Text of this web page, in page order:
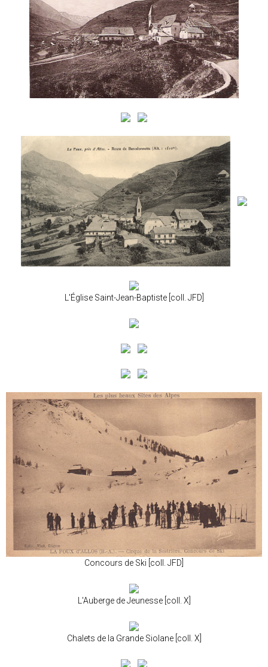
L'Église Saint-Jean-Baptiste [coll. JFD]
Concours de Ski [coll. JFD]
L'Auberge de Jeunesse [coll. X]
Chalets de la Grande Siolane [coll. X]